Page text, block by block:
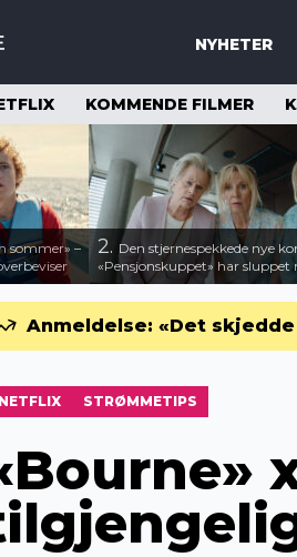
NYHETER
KOMMENDE FILMER
sommer» –
2. Den stjernespekkede nye
«Pensjonskuppet» har sluppet
Anmeldelse: «Det
NETFLIX STRØMMETIPS